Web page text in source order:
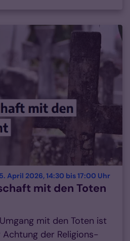
April 2026, 14:30 bis 17:00 Uhr:
mit den Toten
mit den Toten ist
der Religions-